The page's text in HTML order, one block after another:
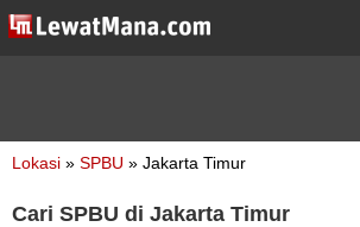
Lokasi » SPBU » Jakarta Timur
Cari SPBU di Jakarta Timur